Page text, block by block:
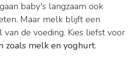
baby's langzaam ook
Maar melk blijft een
de voeding. Kies liefst voor
zoals melk en yoghurt.